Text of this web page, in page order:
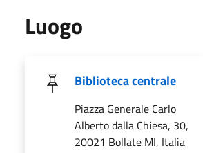
Luogo
Biblioteca centrale
Piazza Generale Carlo
Alberto dalla Chiesa, 30,
20021 Bollate MI, Italia